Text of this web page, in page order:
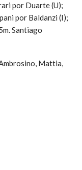
por Duarte (U);
por Baldanzi (I);
Santiago
Mattia,